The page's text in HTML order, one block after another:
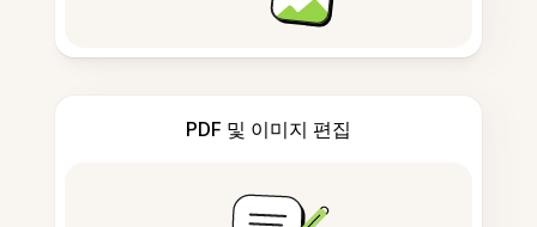
PDF 및 이미지 편집